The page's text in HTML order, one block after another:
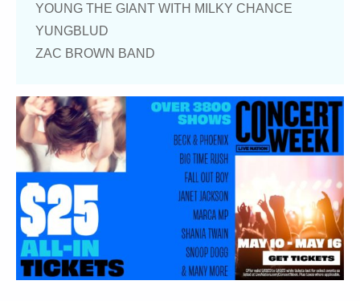
YOUNG THE GIANT WITH MILKY CHANCE
YUNGBLUD
ZAC BROWN BAND